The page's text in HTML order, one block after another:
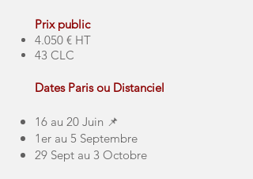
Prix public
4.050 € HT
43 CLC
Dates Paris ou Distanciel
16 au 20 Juin 📌
1er au 5 Septembre
29 Sept au 3 Octobre